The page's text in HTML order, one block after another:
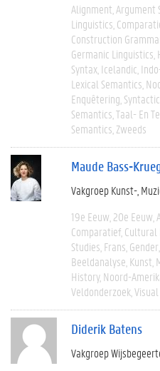
Alignment Argument
Linguistics
Construction
Germanic Linguistics
Syntax Icelandic
Lexical Semantics
Enquêtering
Semantics Taal- En
Semantics Zweeds
Maude Bass-
Vakgroep Kunst-,
19e Eeuw 20e Eeuw
Comparatief Cultural
Studies Frans Gender
Beeldanalyse Kunst
History Noord-
Veldonderzoek
Diderik Batens
Vakgroep